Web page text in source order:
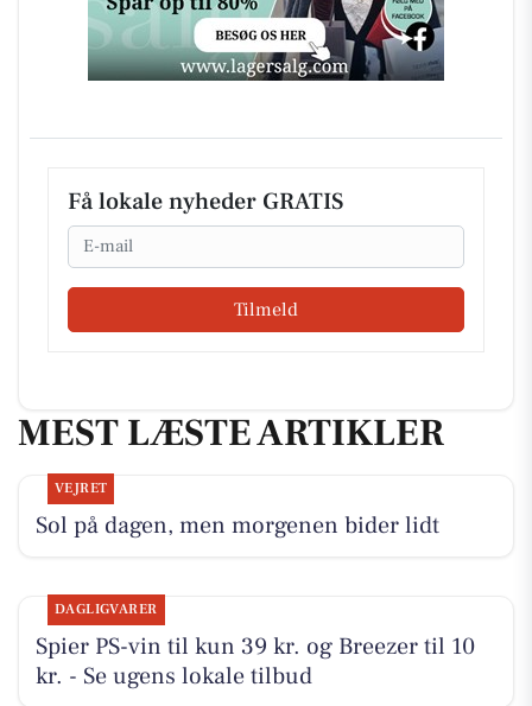
Få lokale nyheder GRATIS
Email
Tilmeld
MEST LÆSTE ARTIKLER
VEJRET
Sol på dagen, men morgenen bider lidt
DAGLIGVARER
Spier PS-vin til kun 39 kr. og Breezer til 10
kr. - Se ugens lokale tilbud